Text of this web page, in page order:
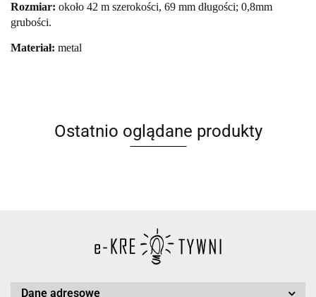
Rozmiar: około 42 m szerokości, 69 mm długości; 0,8mm
grubości.
Materiał: metal
Ostatnio oglądane produkty
Dane adresowe